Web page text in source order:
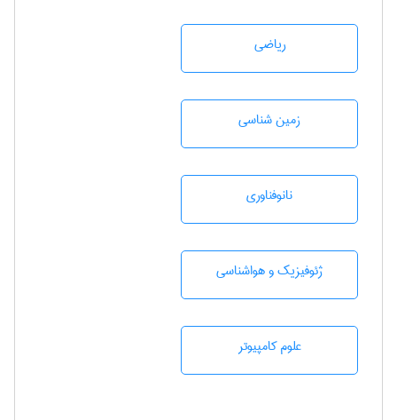
رياضی
زمين شناسی
نانوفناوری
ژئوفيزيك و هواشناسی
علوم کامپیوتر